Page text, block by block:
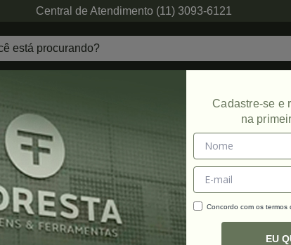
Central de Atendimento (11) 3093-6121
Cadastre-se e
na
Concordo com os termos
EU